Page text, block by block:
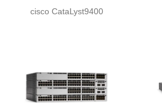
cisco CataLyst9400